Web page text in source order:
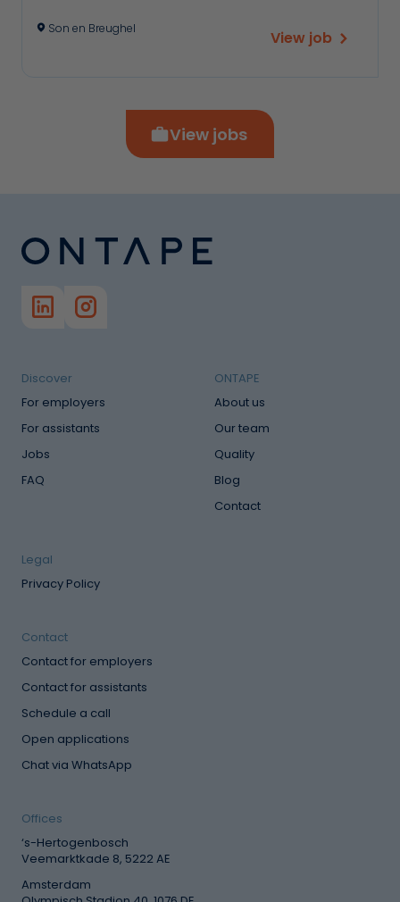
Son en Breughel View job
View jobs
Discover
For employers
For assistants
Jobs
FAQ
ONTAPE
About us
Our team
Quality
Blog
Contact
Legal
Privacy Policy
Contact
Contact for employers
Contact for assistants
Schedule a call
Open applications
Chat via WhatsApp
Offices
‘s-Hertogenbosch
Veemarktkade 8, 5222 AE
Amsterdam